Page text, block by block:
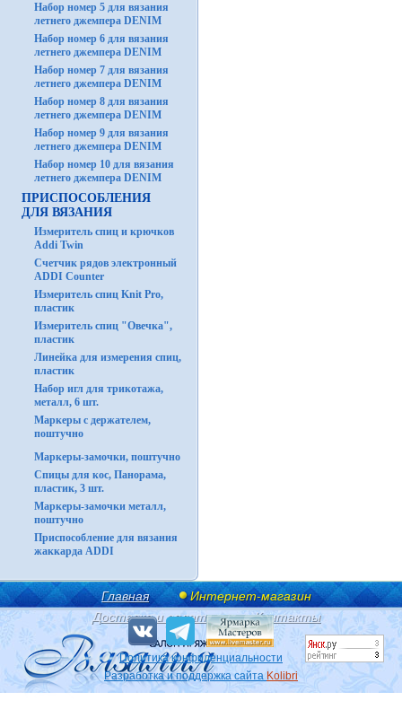
Набор номер 5 для вязания
летнего джемпера DENIM
Набор номер 6 для вязания
летнего джемпера DENIM
Набор номер 7 для вязания
летнего джемпера DENIM
Набор номер 8 для вязания
летнего джемпера DENIM
Набор номер 9 для вязания
летнего джемпера DENIM
Набор номер 10 для вязания
летнего джемпера DENIM
ПРИСПОСОБЛЕНИЯ
ДЛЯ ВЯЗАНИЯ
Измеритель спиц и крючков
Addi Twin
Счетчик рядов электронный
ADDI Counter
Измеритель спиц Knit Pro,
пластик
Измеритель спиц "Овечка",
пластик
Линейка для измерения спиц,
пластик
Набор игл для трикотажа,
металл, 6 шт.
Маркеры с держателем,
поштучно
Маркеры-замочки, поштучно
Спицы для кос, Панорама,
пластик, 3 шт.
Маркеры-замочки металл,
поштучно
Приспособление для вязания
жаккарда ADDI
Главная
Интернет-магазин
Доставка и оплата
Контакты
Политика конфиденциальности
Разработка и поддержка сайта Kolibri